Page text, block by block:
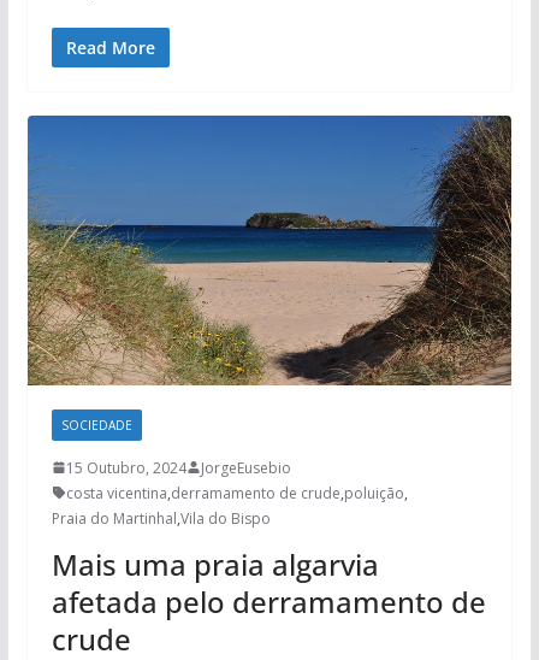
Read More
SOCIEDADE
15 Outubro, 2024
JorgeEusebio
costa vicentina,derramamento de crude,poluição,
Praia do Martinhal,Vila do Bispo
Mais uma praia algarvia
afetada pelo derramamento de
crude